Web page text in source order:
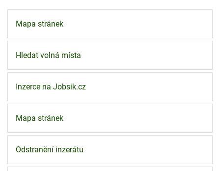
Mapa stránek
Hledat volná místa
Inzerce na Jobsik.cz
Mapa stránek
Odstranění inzerátu